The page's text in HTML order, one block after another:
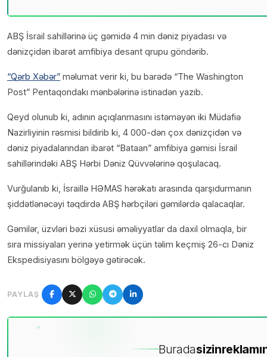
ABŞ İsrail sahillərinə üç gəmidə 4 min dəniz piyadası və
dənizçidən ibarət amfibiya desant qrupu göndərib.
“Qərb Xəbər” məlumat verir ki, bu barədə “The Washington
Post” Pentaqondakı mənbələrinə istinadən yazıb.
Qeyd olunub ki, adının açıqlanmasını istəməyən iki Müdafiə
Nazirliyinin rəsmisi bildirib ki, 4 000-dən çox dənizçidən və
dəniz piyadalarından ibarət “Bataan” amfibiya gəmisi İsrail
sahillərindəki ABŞ Hərbi Dəniz Qüvvələrinə qoşulacaq.
Vurğulanıb ki, İsraillə HƏMAS hərəkatı arasında qarşıdurmanın
şiddətlənəcəyi təqdirdə ABŞ hərbçiləri gəmilərdə qalacaqlar.
Gəmilər, üzvləri bəzi xüsusi əməliyyatlar da daxil olmaqla, bir
sıra missiyaları yerinə yetirmək üçün təlim keçmiş 26-cı Dəniz
Ekspedisiyasını bölgəyə gətirəcək.
PAYLAŞ
Buradasizin